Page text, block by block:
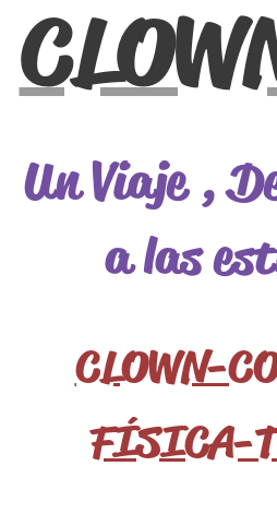
Un Viaje ,
a las
CLOWN-
FÍSICA-